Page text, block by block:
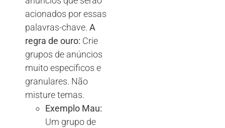
acionados por essas
palavras-chave. A
regra de ouro: Crie
grupos de anúncios
muito específicos e
granulares. Não
misture temas.
Exemplo Mau:
Um grupo de